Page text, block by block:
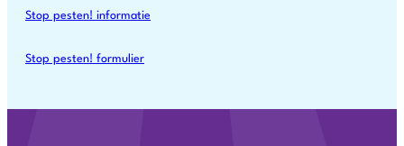
Stop pesten! informatie
Stop pesten! formulier